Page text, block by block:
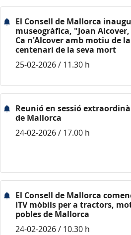
El Consell de Mallorca
museogràfica, "Joan
Ca n'Alcover amb motiu de
centenari de la seva mort
25-02-2026 / 11.30 h
Reunió en sessió
de Mallorca
24-02-2026 / 17.00 h
El Consell de Mallorca
ITV mòbils per a tractors,
pobles de Mallorca
24-02-2026 / 10.30 h